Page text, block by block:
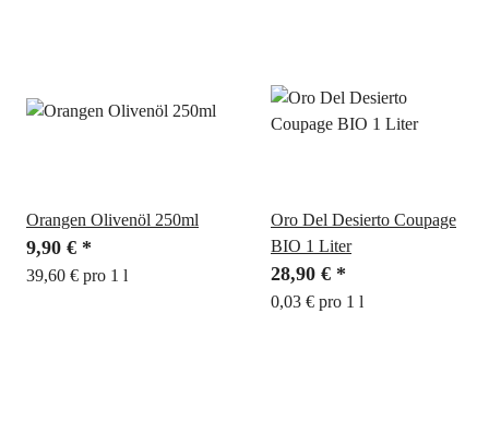
Orangen Olivenöl 250ml
9,90 € *
39,60 € pro 1 l
Oro Del Desierto Coupage
BIO 1 Liter
28,90 € *
0,03 € pro 1 l